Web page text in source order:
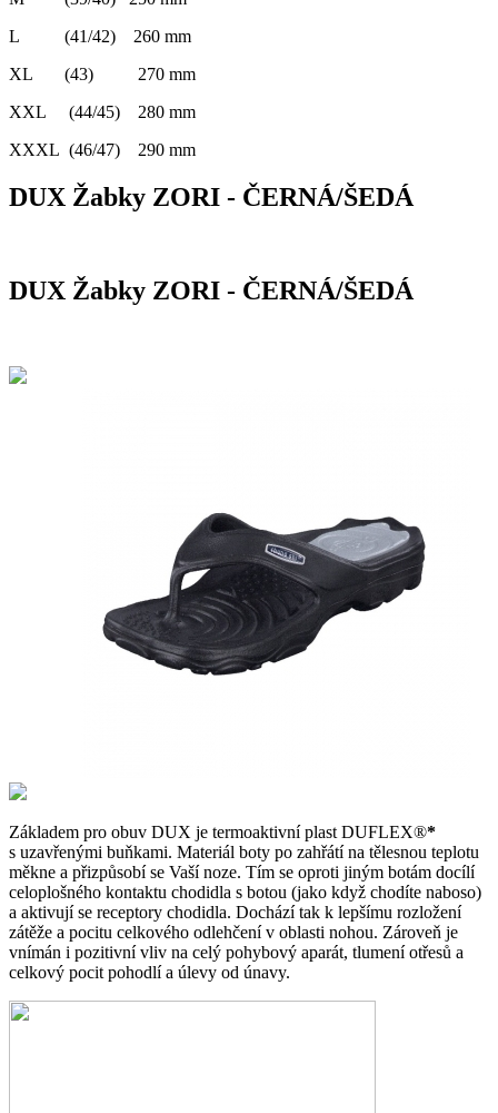
L (41/42) 260 mm
XL (43) 270 mm
XXL (44/45) 280 mm
XXXL (46/47) 290 mm
DUX Žabky ZORI - ČERNÁ/ŠEDÁ
DUX Žabky ZORI - ČERNÁ/ŠEDÁ
Základem pro obuv DUX je termoaktivní plast DUFLEX®*
s uzavřenými buňkami. Materiál boty po zahřátí na tělesnou teplotu
měkne a přizpůsobí se Vaší noze. Tím se oproti jiným botám docílí
celoplošného kontaktu chodidla s botou (jako když chodíte naboso)
a aktivují se receptory chodidla. Dochází tak k lepšímu rozložení
zátěže a pocitu celkového odlehčení v oblasti nohou. Zároveň je
vnímán i pozitivní vliv na celý pohybový aparát, tlumení otřesů a
celkový pocit pohodlí a úlevy od únavy.